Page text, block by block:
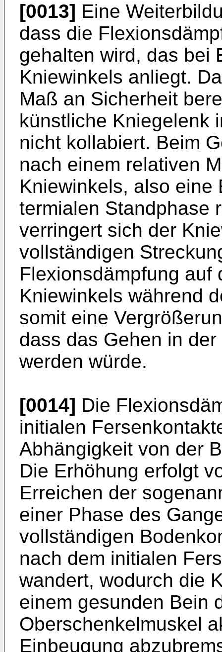
[0013] Eine
dass die
gehalten wird, das bei
Kniewinkels anliegt.
Maß an Sicherheit
künstliche Kniegelenk
nicht kollabiert. Beim
nach einem relativen
Kniewinkels, also eine
termialen Standphase
verringert sich der
vollständigen
Flexionsdämpfung auf
Kniewinkels während
somit eine
dass das Gehen in
werden würde.
[0014] Die
initialen
Abhängigkeit von der
Die Erhöhung erfolgt
Erreichen der
einer Phase des
vollständigen
nach dem initialen
wandert, wodurch die
einem gesunden Bein
Oberschenkelmuskel
Einbeugung